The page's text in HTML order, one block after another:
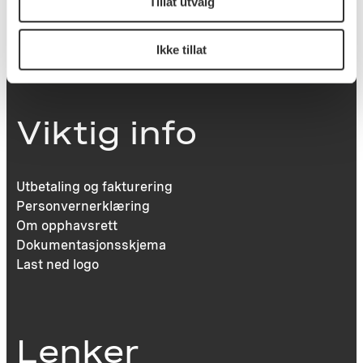
Ikke tillat
inngang Løkkeveien,
Viktig info
Utbetaling og fakturering
Personvernerklæring
Om opphavsrett
Dokumentasjonsskjema
Last ned logo
Lenker